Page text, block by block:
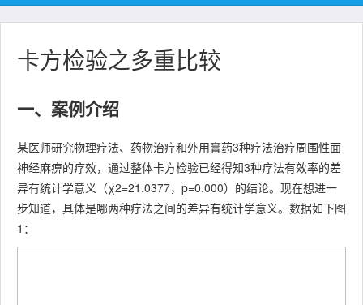
卡方检验之多重比较
一、案例介绍
某医师研究物理疗法、药物治疗和外用膏药3种疗法治疗周围性面
神经麻痹的疗效，通过整体卡方检验已经得知3种疗法有效率的差
异有统计学意义（χ2=21.0377，p=0.000）的结论。现在想进一
步知道，具体是哪两种疗法之间的差异有统计学意义。数据如下图
1：